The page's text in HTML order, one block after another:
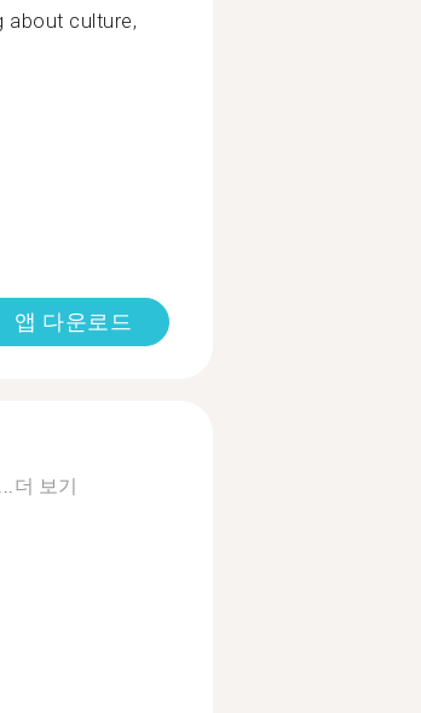
about culture,
앱 다운로드
더 보기